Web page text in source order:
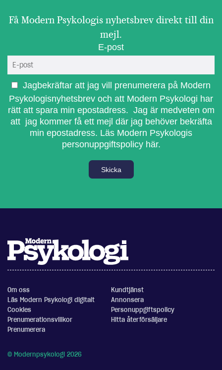
Få Modern Psykologis nyhetsbrev direkt till din
mejl.
E-post
Jagbekräftar att jag vill prenumerera på Modern
Psykologisnyhetsbrev och att Modern Psykologi har
rätt att spara min epostadress. Jag är medveten om
att jag kommer få ett mejl där jag behöver bekräfta
min epostadress. Läs Modern Psykologis
personuppgiftspolicy här.
Skicka
Om oss
Kundtjänst
Läs Modern Psykologi digitalt
Annonsera
Cookies
Personuppgiftspolicy
Prenumerationsvillkor
Hitta återförsäljare
Prenumerera
© Modernpsykologi 2026